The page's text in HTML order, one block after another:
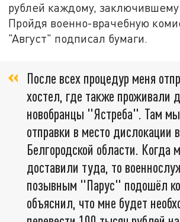
рублей каждому, заключившему
Пройдя военно-врачебную
"Август" подписал бумаги.
После всех процедур меня
хостел, где также проживали
новобранцы "Ястреба". Там
отправки в место дислокации в
Белгородской области. Когда
доставили туда, то
позывным "Парус" подошёл
объяснил, что мне будет